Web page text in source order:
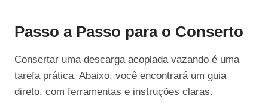
Passo a Passo para o Conserto
Consertar uma descarga acoplada vazando é uma
tarefa prática. Abaixo, você encontrará um guia
direto, com ferramentas e instruções claras.